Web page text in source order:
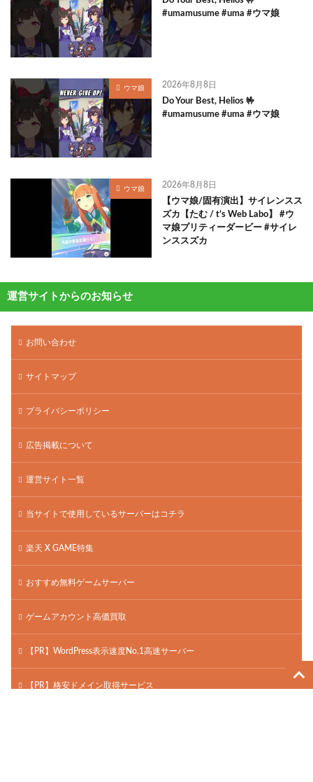
#umamusume #uma #ウマ娘
ウマ娘 2026年8月8日
Do Your Best, Helios 🤟
#umamusume #uma #ウマ娘
ウマ娘 2026年8月8日
【ウマ娘/固有演出】サイレンスス
ズカ【たむ / t’s Web Labo】 #ウ
マ娘プリティーダービー #サイレ
ンススズカ
運営サイトからのお知らせ
お問い合わせ
サイトマップ
プライバシーポリシー
広告掲載について
運営サイト一覧
当サイトで使用しているサーバーはコチラ
楽天 X GAME特集
おすすめ無料ゲームサーバー
ゲームアカウント高価買取
【PR】WordPress表示速度No.1高速サーバー
【PR】格安ドメイン取得サービス